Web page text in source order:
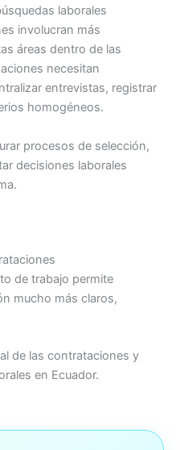
laborales
involucran más
áreas dentro de las
necesitan
entrevistas, registrar
homogéneos.
procesos de selección,
decisiones laborales
de trabajo permite
mucho más claros,
de las contrataciones y
en Ecuador.